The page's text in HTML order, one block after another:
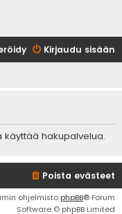
Kirjaudu sisään
käyttää hakupalvelua.
Poista evästeet
ohjelmisto phpBB® Forum
Software © phpBB Limited